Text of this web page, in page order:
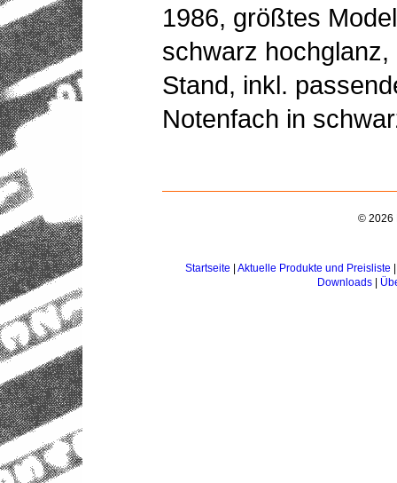
1986, größtes
schwarz
Stand, inkl.
Notenfach in
© 2026
Startseite Aktuelle Produkte und Preisliste
Downloads|